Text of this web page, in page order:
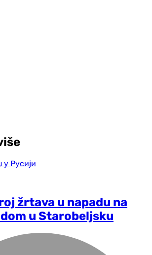
žrtava u napadu na
u Starobeljsku